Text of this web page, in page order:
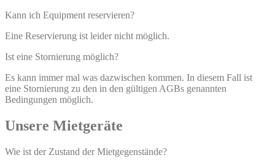
Kann ich Equipment reservieren?
Eine Reservierung ist leider nicht möglich.
Ist eine Stornierung möglich?
Es kann immer mal was dazwischen kommen. In diesem Fall ist
eine Stornierung zu den in den gültigen AGBs genannten
Bedingungen möglich.
Unsere Mietgeräte
Wie ist der Zustand der Mietgegenstände?